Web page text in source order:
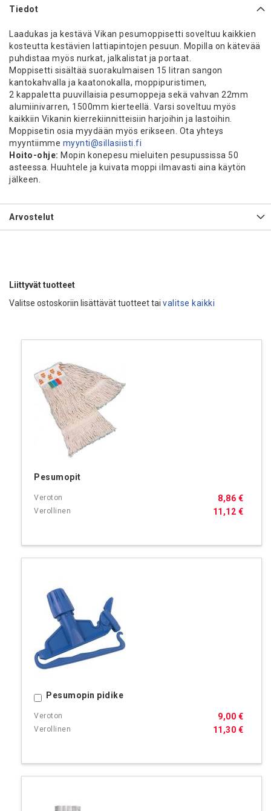
Tiedot
Laadukas ja kestävä Vikan pesumoppisetti soveltuu kaikkien
kosteutta kestävien lattiapintojen pesuun. Mopilla on kätevää
puhdistaa myös nurkat, jalkalistat ja portaat.
Moppisetti sisältää suorakulmaisen 15 litran sangon
kantokahvalla ja kaatonokalla, moppipuristimen,
2 kappaletta puuvillaisia pesumoppeja sekä vahvan 22mm
alumiinivarren, 1500mm kierteellä. Varsi soveltuu myös
kaikkiin Vikanin kierrekiinnitteisiin harjoihin ja lastoihin.
Moppisetin osia myydään myös erikseen. Ota yhteys
myyntiimme myynti@sillasiisti.fi
Hoito-ohje: Mopin konepesu mieluiten pesupussissa 50
asteessa. Huuhtele ja kuivata moppi ilmavasti aina käytön
jälkeen.
Arvostelut
Liittyvät tuotteet
Valitse ostoskoriin lisättävät tuotteet tai valitse kaikki
Pesumopit
11,12 €
8,86 €
Pesumopin pidike
11,30 €
9,00 €
Ostoskoriin